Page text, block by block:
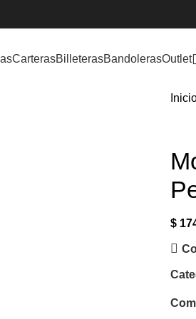
CarterasBilleterasBandolerasOutlet
$